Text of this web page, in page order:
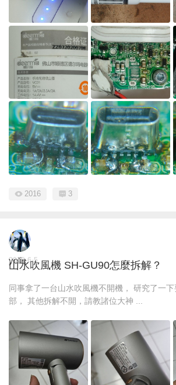
2016 3
yolie
2025-6-5
山水吹風機 SH-GU90怎麼拆解？
同事拿了一台山水吹風機不開機， 研究了一
部， 其他拆解不開，請教諸位大神 ...